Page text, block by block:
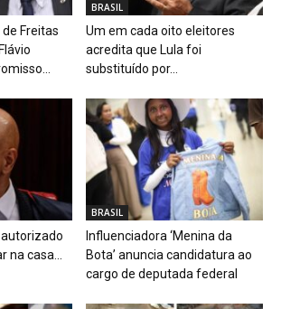
Freitas
BRASIL
Um em cada oito eleitores
acredita que Lula foi
substituído por...
autorizado
na casa...
BRASIL
Influenciadora ‘Menina da
Bota’ anuncia candidatura ao
cargo de deputada federal